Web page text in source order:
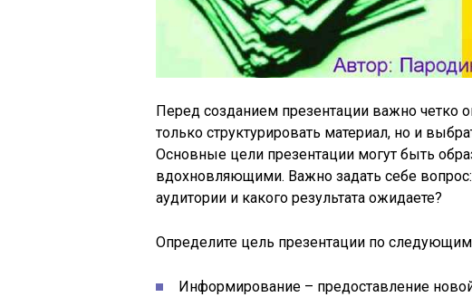
Перед созданием презентации важно четко
только структурировать материал, но и
Основные цели презентации могут быть
вдохновляющими. Важно задать себе
аудитории и какого результата ожидаете?
Определите цель презентации по
Информирование – предоставление